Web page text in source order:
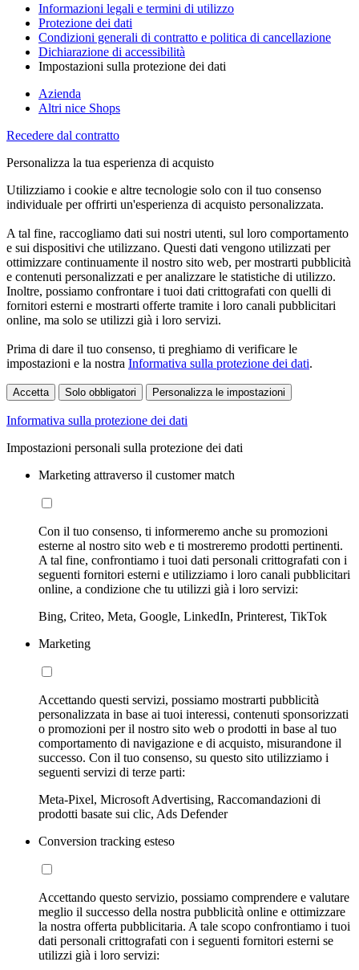
Informazioni legali e termini di utilizzo
Protezione dei dati
Condizioni generali di contratto e politica di cancellazione
Dichiarazione di accessibilità
Impostazioni sulla protezione dei dati
Azienda
Altri nice Shops
Recedere dal contratto
Personalizza la tua esperienza di acquisto
Utilizziamo i cookie e altre tecnologie solo con il tuo consenso
individuale per offrirti un'esperienza di acquisto personalizzata.
A tal fine, raccogliamo dati sui nostri utenti, sul loro comportamento
e sui dispositivi che utilizzano. Questi dati vengono utilizzati per
ottimizzare continuamente il nostro sito web, per mostrarti pubblicità
e contenuti personalizzati e per analizzare le statistiche di utilizzo.
Inoltre, possiamo confrontare i tuoi dati crittografati con quelli di
fornitori esterni e mostrarti offerte tramite i loro canali pubblicitari
online, ma solo se utilizzi già i loro servizi.
Prima di dare il tuo consenso, ti preghiamo di verificare le
impostazioni e la nostra Informativa sulla protezione dei dati.
Accetta Solo obbligatori Personalizza le impostazioni
Informativa sulla protezione dei dati
Impostazioni personali sulla protezione dei dati
Marketing attraverso il customer match
Con il tuo consenso, ti informeremo anche su promozioni
esterne al nostro sito web e ti mostreremo prodotti pertinenti.
A tal fine, confrontiamo i tuoi dati personali crittografati con i
seguenti fornitori esterni e utilizziamo i loro canali pubblicitari
online, a condizione che tu utilizzi già i loro servizi:
Bing, Criteo, Meta, Google, LinkedIn, Printerest, TikTok
Marketing
Accettando questi servizi, possiamo mostrarti pubblicità
personalizzata in base ai tuoi interessi, contenuti sponsorizzati
o promozioni per il nostro sito web o prodotti in base al tuo
comportamento di navigazione e di acquisto, misurandone il
successo. Con il tuo consenso, su questo sito utilizziamo i
seguenti servizi di terze parti:
Meta-Pixel, Microsoft Advertising, Raccomandazioni di
prodotti basate sui clic, Ads Defender
Conversion tracking esteso
Accettando questo servizio, possiamo comprendere e valutare
meglio il successo della nostra pubblicità online e ottimizzare
la nostra offerta pubblicitaria. A tale scopo confrontiamo i tuoi
dati personali crittografati con i seguenti fornitori esterni se
utilizzi già i loro servizi: